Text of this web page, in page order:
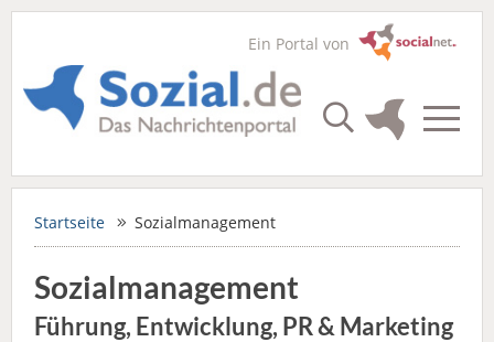
Ein Portal von
Startseite Sozialmanagement
Sozialmanagement
Führung, Entwicklung, PR & Marketing